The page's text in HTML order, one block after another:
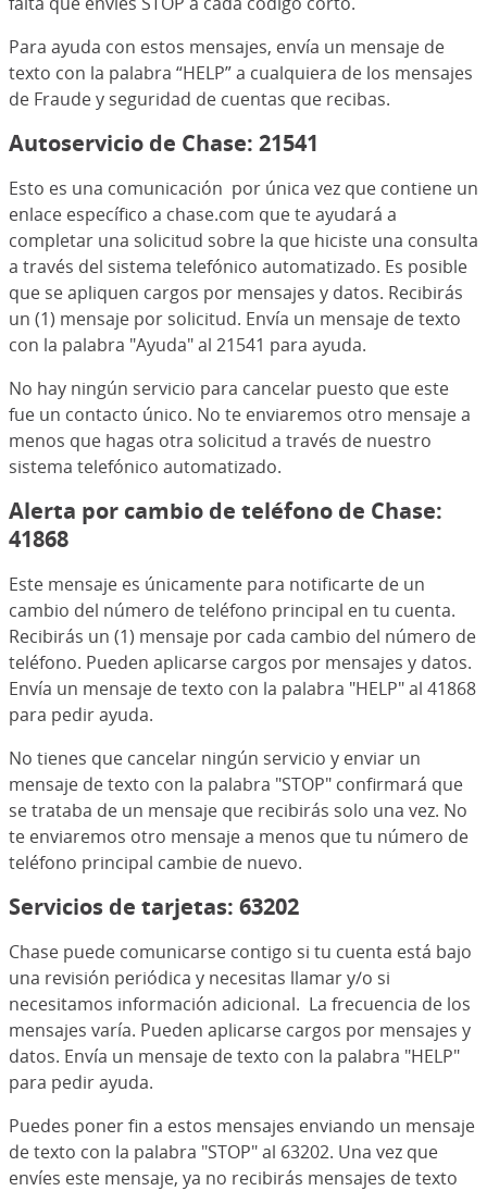
Para ayuda con estos mensajes, envía un mensaje de
texto con la palabra “HELP” a cualquiera de los mensajes
de Fraude y seguridad de cuentas que recibas.
Autoservicio de Chase: 21541
Esto es una comunicación por única vez que contiene un
enlace específico a chase.com que te ayudará a
completar una solicitud sobre la que hiciste una consulta
a través del sistema telefónico automatizado. Es posible
que se apliquen cargos por mensajes y datos. Recibirás
un (1) mensaje por solicitud. Envía un mensaje de texto
con la palabra "Ayuda" al 21541 para ayuda.
No hay ningún servicio para cancelar puesto que este
fue un contacto único. No te enviaremos otro mensaje a
menos que hagas otra solicitud a través de nuestro
sistema telefónico automatizado.
Alerta por cambio de teléfono de Chase:
41868
Este mensaje es únicamente para notificarte de un
cambio del número de teléfono principal en tu cuenta.
Recibirás un (1) mensaje por cada cambio del número de
teléfono. Pueden aplicarse cargos por mensajes y datos.
Envía un mensaje de texto con la palabra "HELP" al 41868
para pedir ayuda.
No tienes que cancelar ningún servicio y enviar un
mensaje de texto con la palabra "STOP" confirmará que
se trataba de un mensaje que recibirás solo una vez. No
te enviaremos otro mensaje a menos que tu número de
teléfono principal cambie de nuevo.
Servicios de tarjetas: 63202
Chase puede comunicarse contigo si tu cuenta está bajo
una revisión periódica y necesitas llamar y/o si
necesitamos información adicional. La frecuencia de los
mensajes varía. Pueden aplicarse cargos por mensajes y
datos. Envía un mensaje de texto con la palabra "HELP"
para pedir ayuda.
Puedes poner fin a estos mensajes enviando un mensaje
de texto con la palabra "STOP" al 63202. Una vez que
envíes este mensaje, ya no recibirás mensajes de texto